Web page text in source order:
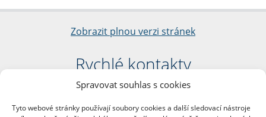
Spravovat souhlas s cookies
Tyto webové stránky používají soubory cookies a další sledovací nástroje
Zobrazit plnou verzi stránek
Rychlé kontakty
Filozofická fakulta
nám. Jana Palacha 1/2